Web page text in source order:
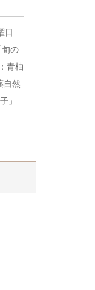
日
の
青柚
自然
」